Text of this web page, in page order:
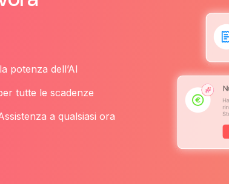
potenza dell’AI
tutte le scadenze
a qualsiasi ora